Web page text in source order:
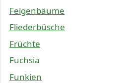
Feigenbäume
Fliederbüsche
Früchte
Fuchsia
Funkien